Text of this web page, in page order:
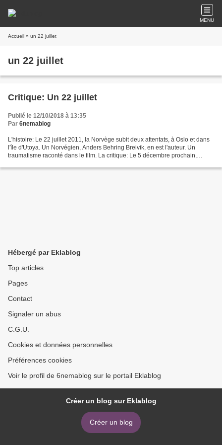
MENU
Accueil » un 22 juillet
un 22 juillet
Critique: Un 22 juillet
Publié le 12/10/2018 à 13:35
Par 6nemablog
L'histoire: Le 22 juillet 2011, la Norvège subit deux attentats, à Oslo et dans
l'île d'Utoya. Un Norvégien, Anders Behring Breivik, en est l'auteur. Un
traumatisme raconté dans le film. La critique: Le 5 décembre prochain,
Hébergé par Eklablog
Top articles
Pages
Contact
Signaler un abus
C.G.U.
Cookies et données personnelles
Préférences cookies
Voir le profil de 6nemablog sur le portail Eklablog
Créer un blog sur Eklablog
Créer un blog